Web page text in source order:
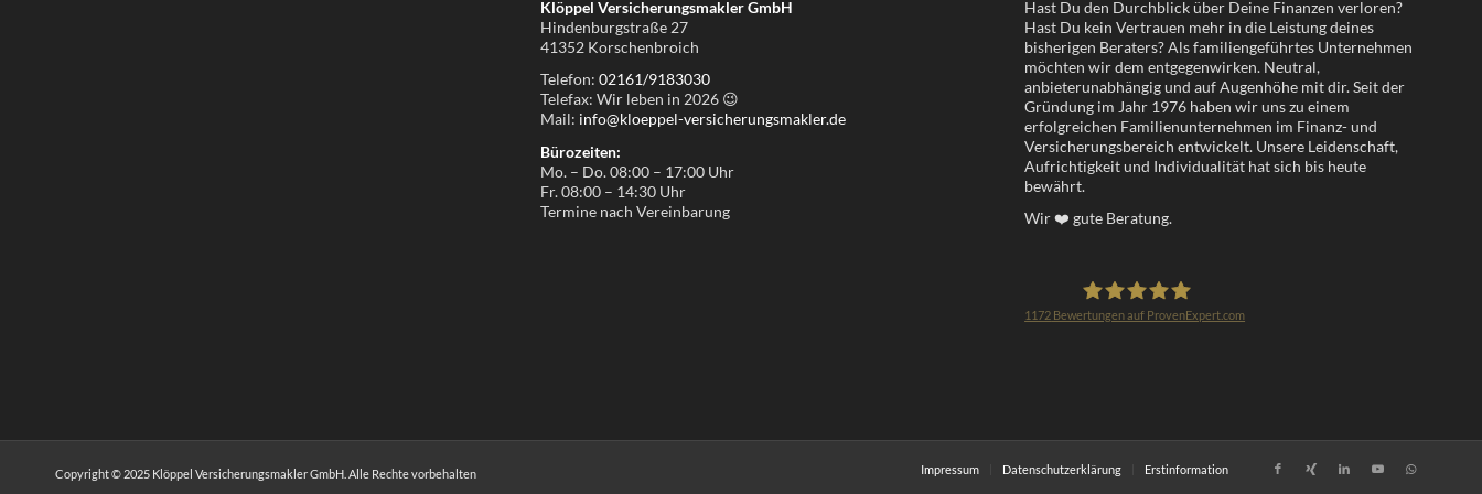
Klöppel Versicherungsmakler GmbH
Hindenburgstraße 27
41352 Korschenbroich
Telefon: 02161/9183030
Telefax: Wir leben in 2026 😉
Mail: info@kloeppel-versicherungsmakler.de
Bürozeiten:
Mo. – Do. 08:00 – 17:00 Uhr
Fr. 08:00 – 14:30 Uhr
Termine nach Vereinbarung
Hast Du den Durchblick über Deine Finanzen verloren?
Hast Du kein Vertrauen mehr in die Leistung deines
bisherigen Beraters? Als familiengeführtes Unternehmen
möchten wir dem entgegenwirken. Neutral,
anbieterunabhängig und auf Augenhöhe mit dir. Seit der
Gründung im Jahr 1976 haben wir uns zu einem
erfolgreichen Familienunternehmen im Finanz- und
Versicherungsbereich entwickelt. Unsere Leidenschaft,
Aufrichtigkeit und Individualität hat sich bis heute
bewährt.
Wir❤️ gute Beratung.
1172 Bewertungen auf ProvenExpert.com
Copyright © 2025 Klöppel Versicherungsmakler GmbH. Alle Rechte vorbehalten Impressum Datenschutzerklärung Erstinformation